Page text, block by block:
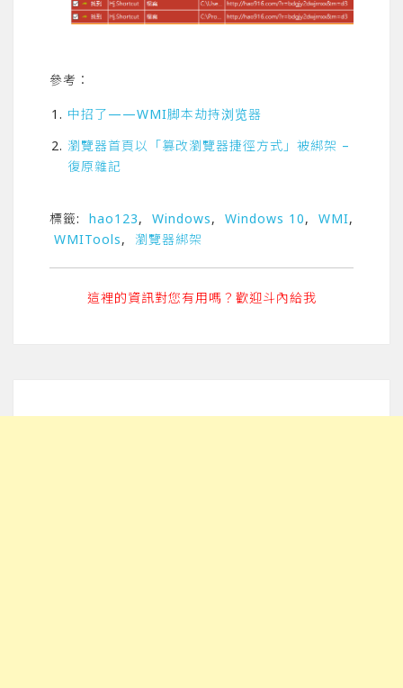
參考：
中招了——WMI脚本劫持浏览器
瀏覽器首頁以「篡改瀏覽器捷徑方式」被綁架 –
復原雜記
標籤: hao123, Windows, Windows 10, WMI,
WMITools, 瀏覽器綁架
這裡的資訊對您有用嗎？歡迎斗內給我